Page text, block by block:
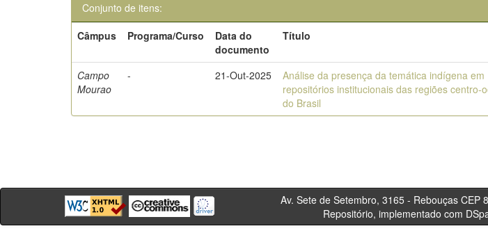
Conjunto de itens:
Câmpus
Programa/Curso
Data do
documento
Título
Campo
Mourao
- 21-Out-2025
Análise da presença da temática indígena em
repositórios institucionais das regiões centro-
do Brasil
Av. Sete de Setembro, 3165 - Rebouças
Repositório, implementado com